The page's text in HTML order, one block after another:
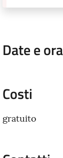
Date e
Costi
gratuito